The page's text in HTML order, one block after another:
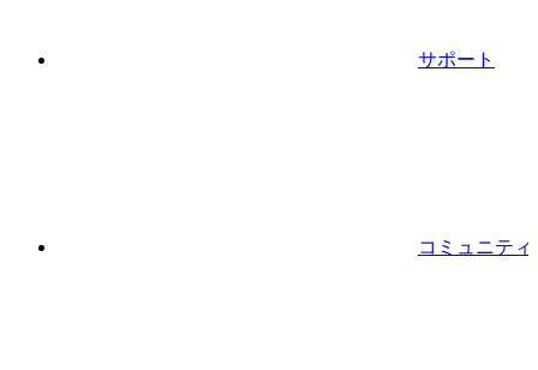
サポート
コミュニティ